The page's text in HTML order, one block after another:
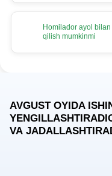
Homilador ayol
qilish mumkinmi
AVGUST OYIDA
VA